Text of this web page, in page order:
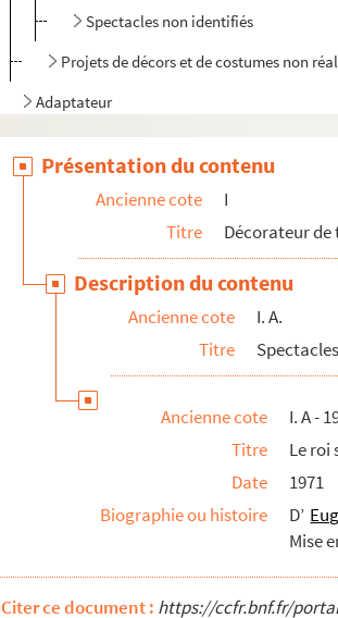
Spectacles non identifiés
Projets de décors et de costumes non
Adaptateur
Éditeur
Activités universitaires
Critique d'art
Collection particulière
Présentation du contenu
Ancienne cote
I
Titre
Décorateur
Description du contenu
Ancienne cote
I. A.
Titre
Ancienne cote
I. A -
Titre
Le roi
Date
1971
Biographie ou histoire
D’
Mise
Citer ce document : https://ccfr.bnf.fr/